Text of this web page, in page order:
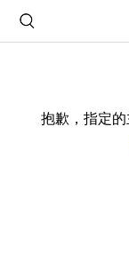
抱歉，指定